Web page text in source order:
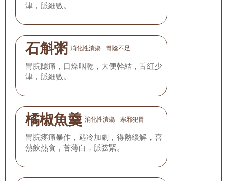
津，脈細數。
石斛粥 消化性潰瘍 胃陰不足
胃脘隱痛，口燥咽乾，大便幹結，舌紅少
津，脈細數。
橘椒魚羹 消化性潰瘍 寒邪犯胃
胃脘疼痛暴作，遇冷加劇，得熱緩解，喜
熱飲熱食，苔薄白，脈弦緊。